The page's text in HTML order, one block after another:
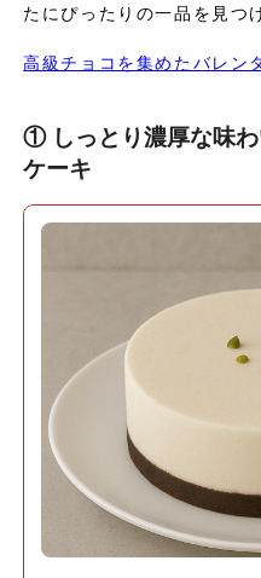
たにぴったりの一品を見つ
高級チョコを集めたバレン
① しっとり濃厚な味
ケーキ